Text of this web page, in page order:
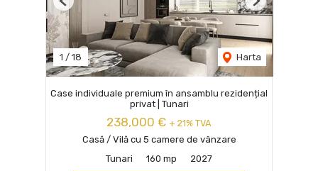
1 / 18 Harta
Previous Next
Case individuale premium în ansamblu rezidențial
privat | Tunari
238,000 € + 21% TVA
Casă / Vilă cu 5 camere de vânzare
Tunari
160 mp 2027